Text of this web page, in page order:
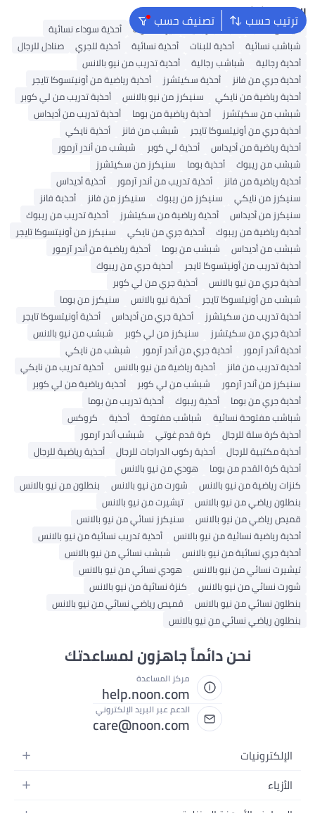
ترتيب حسب تصنيف حسب البحث الشائع
أديداس سامبا شباشب رجالية بيركنستوك
أحذية سوداء نسائية
شباشب نسائية
أحذية للبنات أحذية نسائية أحذية للجري
صنادل للرجال
أحذية رجالية
شباشب رجالية
أحذية تدريب من نيو بالانس
أحذية جري من فانز
أحذية سكيتشرز
أحذية رياضية من أونيتسوكا تايجر
أحذية رياضية من نايكي
سنيكرز من نيو بالانس
أحذية تدريب من لي كوبر
شبشب من سكيتشرز
أحذية رياضية من بوما
أحذية تدريب من أديداس
أحذية جري من أونيتسوكا تايجر
شبشب من فانز
أحذية نايكي
أحذية رياضية من أديداس
أحذية لي كوبر
شبشب من أندر آرمور
شبشب من ريبوك
أحذية بوما
سنيكرز من سكيتشرز
أحذية رياضية من فانز
أحذية تدريب من أندر آرمور
أحذية أديداس
سنيكرز من نايكي
سنيكرز من ريبوك سنيكرز من فانز
أحذية فانز
سنيكرز من أديداس
أحذية رياضية من سكيتشرز
أحذية تدريب من ريبوك
أحذية رياضية من ريبوك
أحذية جري من نايكي
سنيكرز من أونيتسوكا تايجر
شبشب من أديداس
شبشب من بوما
أحذية رياضية من أندر آرمور
أحذية تدريب من أونيتسوكا تايجر
أحذية جري من ريبوك
أحذية جري من نيو بالانس
أحذية جري من لي كوبر
شبشب من أونيتسوكا تايجر
أحذية نيو بالانس
سنيكرز من بوما
أحذية تدريب من سكيتشرز
أحذية جري من أديداس
أحذية أونيتسوكا تايجر
أحذية جري من سكيتشرز
سنيكرز من لي كوبر
شبشب من نيو بالانس
أحذية أندر آرمور
أحذية جري من أندر آرمور
شبشب من نايكي
أحذية تدريب من فانز
أحذية رياضية من نيو بالانس
أحذية تدريب من نايكي
سنيكرز من أندر آرمور
شبشب من لي كوبر
أحذية رياضية من لي كوبر
أحذية جري من بوما
أحذية ريبوك
أحذية تدريب من بوما
شباشب مفتوحة نسائية
شباشب مفتوحة أحذية
كروكس
أحذية كرة سلة للرجال
كرة قدم غوتي
شبشب أندر آرمور
أحذية مكتبية للرجال
أحذية ركوب الدراجات للرجال
أحذية رياضية للرجال
أحذية كرة القدم من بوما
هودي من نيو بالانس
كنزات رياضية من نيو بالانس
شورت من نيو بالانس
بنطلون من نيو بالانس
بنطلون رياضي من نيو بالانس
تيشيرت من نيو بالانس
قميص رياضي من نيو بالانس
سنيكرز نسائي من نيو بالانس
أحذية رياضية نسائية من نيو بالانس
أحذية تدريب نسائية من نيو بالانس
أحذية جري نسائية من نيو بالانس
شبشب نسائي من نيو بالانس
تيشيرت نسائي من نيو بالانس
هودي نسائي من نيو بالانس
شورت نسائي من نيو بالانس
كنزة نسائية من نيو بالانس
بنطلون نسائي من نيو بالانس
قميص رياضي نسائي من نيو بالانس
بنطلون رياضي نسائي من نيو بالانس
نحن دائماً جاهزون لمساعدتك
مركز المساعدة
help.noon.com
الدعم عبر البريد الإلكتروني
care@noon.com
الإلكترونيات
الهواتف المتحركة
الأزياء
أزياء نسائية